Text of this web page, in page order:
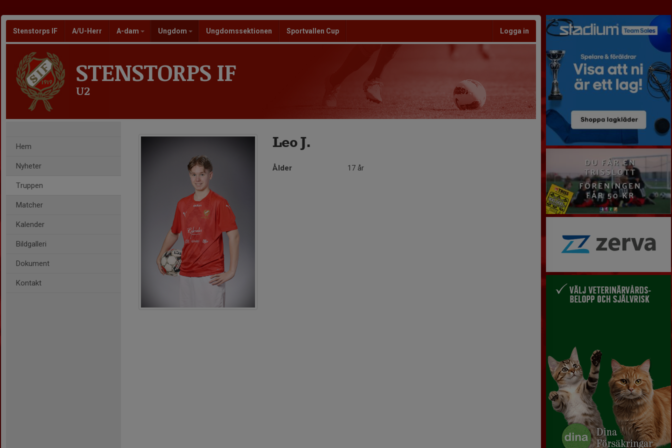
Stenstorps IF A/U-Herr A-dam Ungdom Ungdomssektionen Sportvallen Cup Logga in
STENSTORPS IF
U2
Hem
Nyheter
Truppen
Matcher
Kalender
Bildgalleri
Dokument
Kontakt
Leo J.
Ålder 17 år